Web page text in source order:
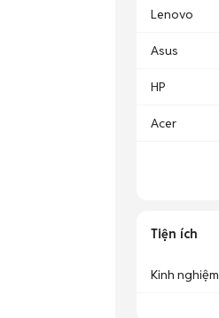
Lenovo
Asus
HP
Acer
Tiện ích
Kinh nghiệm